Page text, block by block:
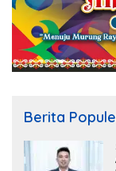
Berita